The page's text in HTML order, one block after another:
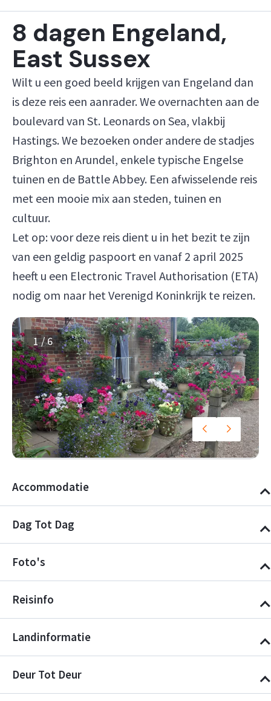
8 dagen Engeland,
East Sussex
Wilt u een goed beeld krijgen van Engeland dan
is deze reis een aanrader. We overnachten aan de
boulevard van St. Leonards on Sea, vlakbij
Hastings. We bezoeken onder andere de stadjes
Brighton en Arundel, enkele typische Engelse
tuinen en de Battle Abbey. Een afwisselende reis
met een mooie mix aan steden, tuinen en
cultuur.
Let op: voor deze reis dient u in het bezit te zijn
van een geldig paspoort en vanaf 2 april 2025
heeft u een Electronic Travel Authorisation (ETA)
nodig om naar het Verenigd Koninkrijk te reizen.
1 / 6
Accommodatie
Dag Tot Dag
Foto's
Reisinfo
Landinformatie
Deur Tot Deur